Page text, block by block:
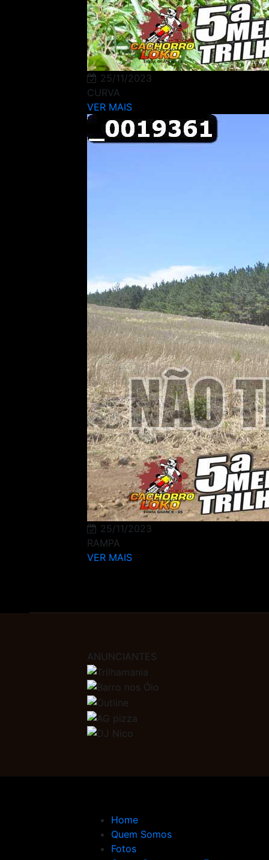
25/11/2023
CURVA
VER MAIS
25/11/2023
RAMPA
VER MAIS
ANUNCIANTES
Home
Quem Somos
Fotos